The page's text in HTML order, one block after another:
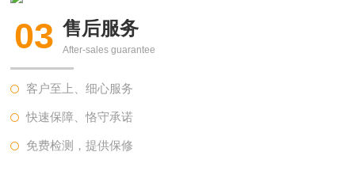
03 售后服务
After-sales guarantee
客户至上、细心服务
快速保障、恪守承诺
免费检测，提供保修